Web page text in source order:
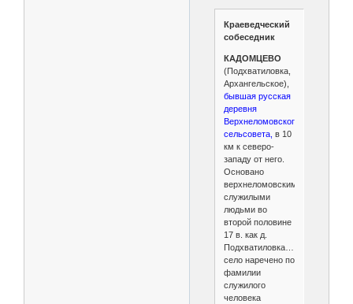
Краеведческий
собеседник
КАДОМЦЕВО
(Подхватиловка,
Архангельское),
бывшая русская
деревня
Верхнеломовского
сельсовета, в 10
км к северо-
западу от него.
Основано
верхнеломовскими
служилыми
людьми во
второй половине
17 в. как д.
Подхватиловка…
село наречено по
фамилии
служилого
человека